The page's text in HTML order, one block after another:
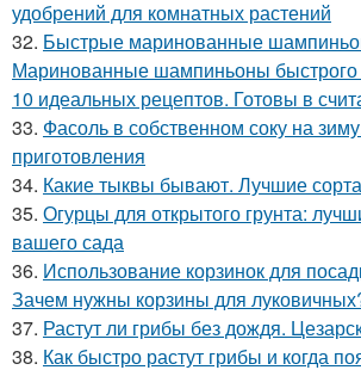
удобрений для комнатных растений
32. Быстрые маринованные
Маринованные шампиньоны быстрого
10 идеальных рецептов. Готовы в
33. Фасоль в собственном соку на
приготовления
34. Какие тыквы бывают. Лучшие
35. Огурцы для открытого грунта:
вашего сада
36. Использование корзинок для
Зачем нужны корзины для
37. Растут ли грибы без дождя.
38. Как быстро растут грибы и когда